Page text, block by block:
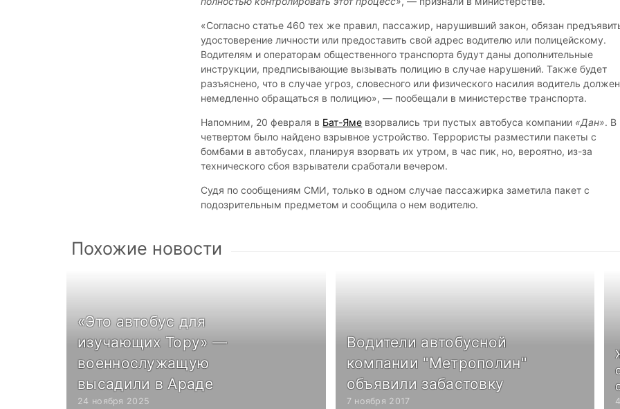
«Согласно статье 460 тех же правил, пассажир, нарушивший закон, обязан
удостоверение личности или предоставить свой адрес водителю или полицейскому.
Водителям и операторам общественного транспорта будут даны дополнительные
инструкции, предписывающие вызывать полицию в случае нарушений. Также будет
разъяснено, что в случае угроз, словесного или физического насилия водитель должен
немедленно обращаться в полицию», — пообещали в министерстве транспорта.
Напомним, 20 февраля в Бат-Яме взорвались три пустых автобуса компании «Дан». В
четвертом было найдено взрывное устройство. Террористы разместили пакеты с
бомбами в автобусах, планируя взорвать их утром, в час пик, но, вероятно, из-за
технического сбоя взрыватели сработали вечером.
Судя по сообщениям СМИ, только в одном случае пассажирка заметила пакет с
подозрительным предметом и сообщила о нем водителю.
Похожие новости
«Это автобус для
изучающих Тору» —
военнослужащую
высадили в Араде
24 ноября 2025
Водители автобусной
компании "Метрополин"
объявили забастовку
7 ноября 2017